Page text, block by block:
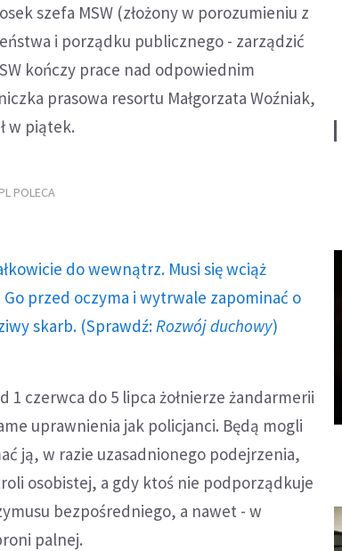
szefa MSW (złożony w porozumieniu z
i porządku publicznego - zarządzić
kończy prace nad odpowiednim
prasowa resortu Małgorzata Woźniak,
w piątek.
POLECA
do wewnątrz. Musi się wciąż
przed oczyma i wytrwale zapominać o
skarb. (Sprawdź: Rozwój duchowy)
czerwca do 5 lipca żołnierze żandarmerii
uprawnienia jak policjanci. Będą mogli
ją, w razie uzasadnionego podejrzenia,
osobistej, a gdy ktoś nie podporządkuje
bezpośredniego, a nawet - w
palnej.